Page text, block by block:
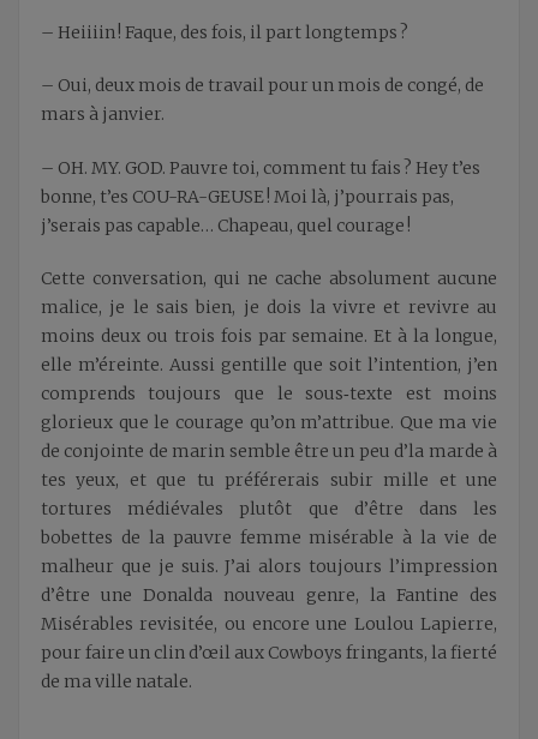
– Heiiiin ! Faque, des fois, il part longtemps ?
– Oui, deux mois de travail pour un mois de congé, de
mars à janvier.
– OH. MY. GOD. Pauvre toi, comment tu fais ? Hey t’es
bonne, t’es COU-RA-GEUSE ! Moi là, j’pourrais pas,
j’serais pas capable… Chapeau, quel courage !
Cette conversation, qui ne cache absolument aucune
malice, je le sais bien, je dois la vivre et revivre au
moins deux ou trois fois par semaine. Et à la longue,
elle m’éreinte. Aussi gentille que soit l’intention, j’en
comprends toujours que le sous‑texte est moins
glorieux que le courage qu’on m’attribue. Que ma vie
de conjointe de marin semble être un peu d’la marde à
tes yeux, et que tu préférerais subir mille et une
tortures médiévales plutôt que d’être dans les
bobettes de la pauvre femme misérable à la vie de
malheur que je suis. J’ai alors toujours l’impression
d’être une Donalda nouveau genre, la Fantine des
Misérables revisitée, ou encore une Loulou Lapierre,
pour faire un clin d’œil aux Cowboys fringants, la fierté
de ma ville natale.